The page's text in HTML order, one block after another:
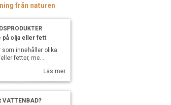
från naturen
på olja eller fett
som innehåller olika
fetter, me...
Läs mer
VATTENBAD?